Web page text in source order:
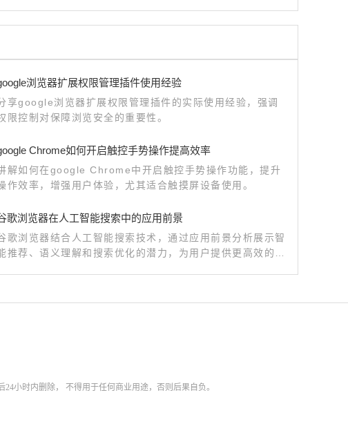
浏览器扩展权限管理插件使用经验
享google浏览器扩展权限管理插件的实际使用经验，强调
限控制对保障浏览安全的重要性。
Chrome如何开启触控手势操作提高效率
解如何在google Chrome中开启触控手势操作功能，提升
作效率，增强用户体验，尤其适合触摸屏设备使用。
歌浏览器在人工智能搜索中的应用前景
歌浏览器结合人工智能搜索技术，通过应用前景分析展示智
推荐、语义理解和搜索优化的潜力，为用户提供更高效的搜
小时内删除，
不得用于任何商业用途，否则后果自负。